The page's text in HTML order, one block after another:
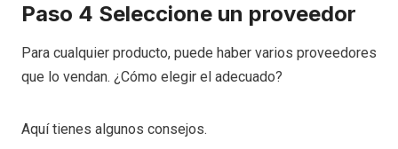
Paso 4 Seleccione un proveedor
Para cualquier producto, puede haber varios proveedores
que lo vendan. ¿Cómo elegir el adecuado?
Aquí tienes algunos consejos.